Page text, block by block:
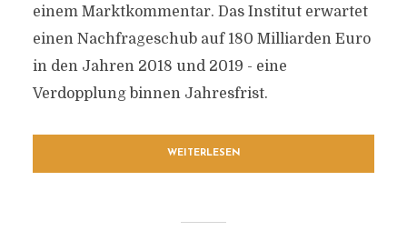
einem Marktkommentar. Das Institut erwartet
einen Nachfrageschub auf 180 Milliarden Euro
in den Jahren 2018 und 2019 - eine
Verdopplung binnen Jahresfrist.
WEITERLESEN